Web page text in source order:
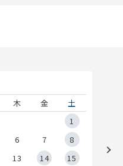
木 金
土
1
6 7
8
13 14
15